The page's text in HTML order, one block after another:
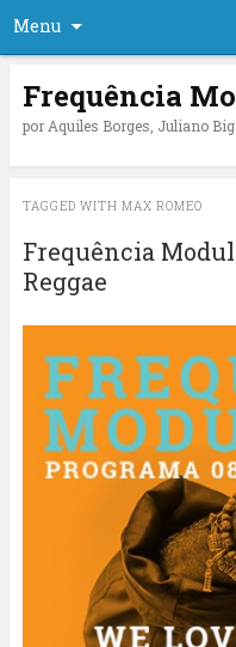
Menu
Frequência
por Aquiles Borges, Juliano
TAGGED WITH MAX ROMEO
Frequência
Reggae